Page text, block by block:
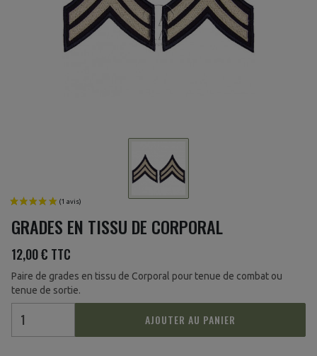
GRADES EN TISSU DE CORPORAL
12,00 € TTC
Paire de grades en tissu de Corporal pour tenue de combat ou
tenue de sortie.
AJOUTER AU PANIER